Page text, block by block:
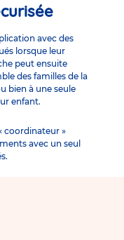
avec des
lorsque leur
peut ensuite
des familles de la
bien à une seule
enfant.
coordinateur »
avec un seul